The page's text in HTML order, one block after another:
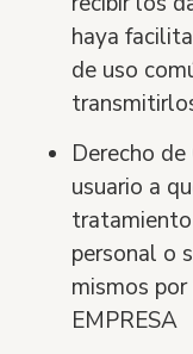
haya
de uso com
Derecho
usuario a
personal o
mismos
EMPRESA